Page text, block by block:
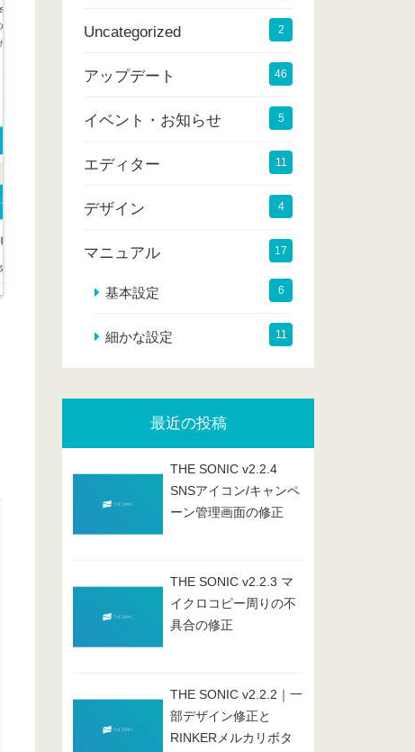
Uncategorized 2
アップデート 46
イベント・お知らせ 5
エディター 11
デザイン 4
マニュアル 17
基本設定 6
細かな設定 11
最近の投稿
THE SONIC v2.2.4
SNSアイコン/キャンペ
ーン管理画面の修正
THE SONIC v2.2.3 マ
イクロコピー周りの不
具合の修正
THE SONIC v2.2.2｜一
部デザイン修正と
RINKERメルカリボタ